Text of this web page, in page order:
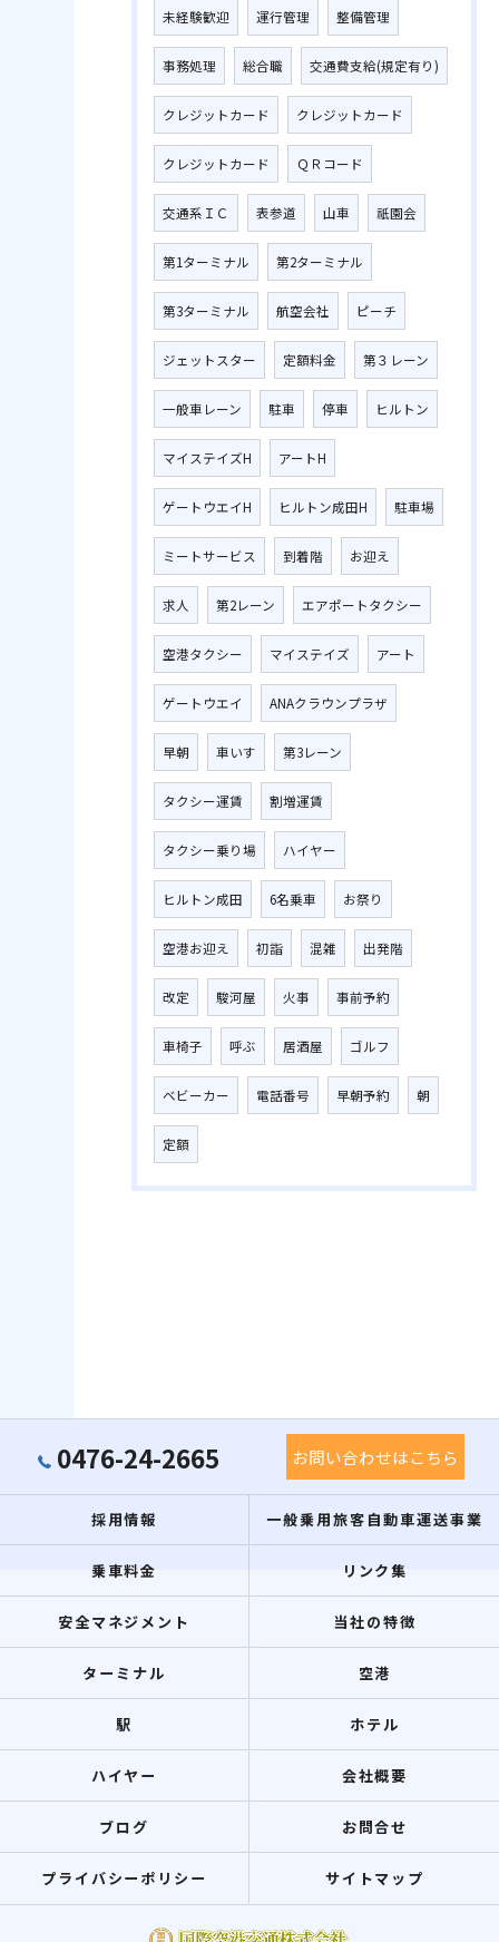
未経験歓迎 運行管理 整備管理
事務処理 総合職 交通費支給(規定有り)
クレジットカード クレジットカード
クレジットカード ＱＲコード
交通系ＩＣ 表参道 山車 祇園会
第1ターミナル 第2ターミナル
第3ターミナル 航空会社 ピーチ
ジェットスター 定額料金 第３レーン
一般車レーン 駐車 停車 ヒルトン
マイステイズH アートH
ゲートウエイH ヒルトン成田H 駐車場
ミートサービス 到着階 お迎え
求人 第2レーン エアポートタクシー
空港タクシー マイステイズ アート
ゲートウエイ ANAクラウンプラザ
早朝 車いす 第3レーン
タクシー運賃 割増運賃
タクシー乗り場 ハイヤー
ヒルトン成田 6名乗車 お祭り
空港お迎え 初詣 混雑 出発階
改定 駿河屋 火事 事前予約
車椅子 呼ぶ 居酒屋 ゴルフ
ベビーカー 電話番号 早朝予約 朝
定額
0476-24-2665 お問い合わせはこちら
採用情報 一般乗用旅客自動車運送事業
乗車料金 リンク集
安全マネジメント 当社の特徴
ターミナル 空港
駅 ホテル
ハイヤー 会社概要
ブログ お問合せ
プライバシーポリシー サイトマップ